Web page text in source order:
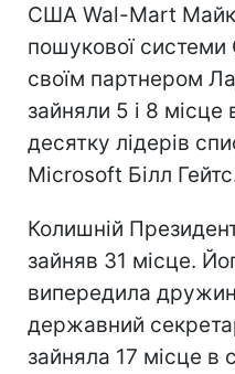
США Wal-Mart Майк
пошукової системи
своїм партнером
зайняли 5 і 8 місце
десятку лідерів
Microsoft Білл
Колишній
зайняв 31 місце.
випередила
державний
зайняла 17 місце в